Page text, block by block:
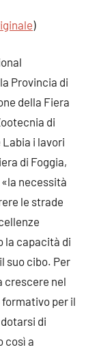
)
Provincia di
della Fiera
di
i lavori
di Foggia,
necessità
le strade
la capacità di
suo cibo. Per
crescere nel
per il
di
così a